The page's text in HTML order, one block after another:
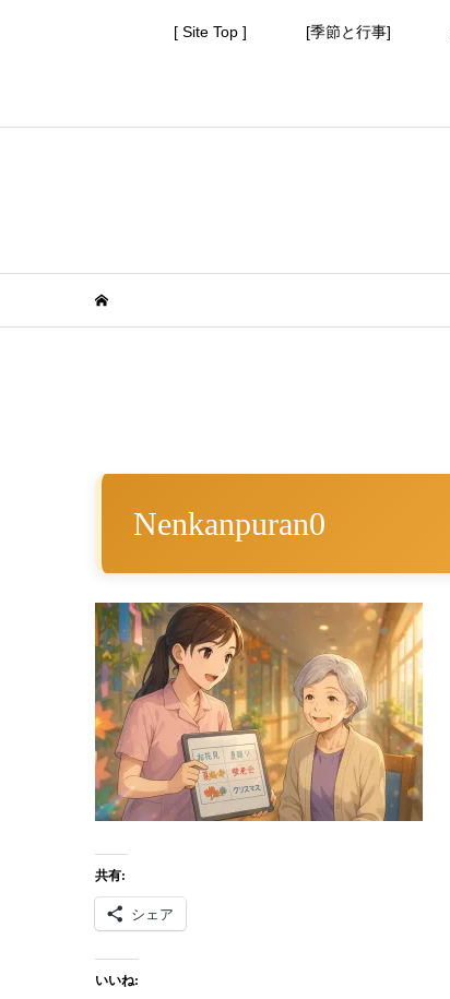
[ Site Top ] [季節と行事]
Nenkanpuran0
共有:
シェア
いいね: